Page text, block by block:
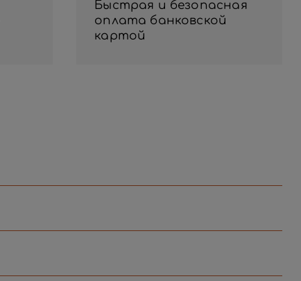
Быстрая и безопасная
оплата банковской
картой